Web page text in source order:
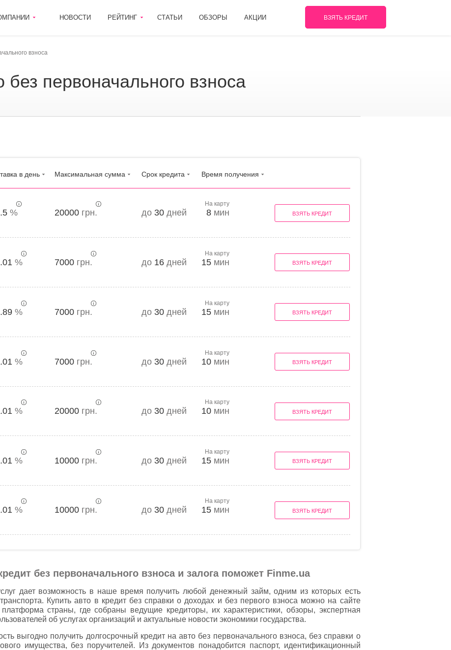
НОВОСТИ РЕЙТИНГ СТАТЬИ ОБЗОРЫ АКЦИИ ВЗЯТЬ КРЕДИТ
взноса
без первоначального взноса
в день Максимальная сумма Срок кредита Время получения
% 20000 грн. до 30 дней 8мин
На карту
ВЗЯТЬ КРЕДИТ
% 7000 грн. до 16 дней 15мин
На карту
ВЗЯТЬ КРЕДИТ
% 7000 грн. до 30 дней 15мин
На карту
ВЗЯТЬ КРЕДИТ
% 7000 грн. до 30 дней 10мин
На карту
ВЗЯТЬ КРЕДИТ
% 20000 грн. до 30 дней 10мин
На карту
ВЗЯТЬ КРЕДИТ
% 10000 грн. до 30 дней 15мин
На карту
ВЗЯТЬ КРЕДИТ
% 10000 грн. до 30 дней 15мин
На карту
ВЗЯТЬ КРЕДИТ
без первоначального взноса и залога поможет Finme.ua
дает возможность в наше время получить любой денежный займ, одним из которых есть
Купить авто в кредит без справки о доходах и без первого взноса можно на сайте
страны, где собраны ведущие кредиторы, их характеристики, обзоры, экспертная
об услугах организаций и актуальные новости экономики государства.
выгодно получить долгосрочный кредит на авто без первоначального взноса, без справки о
имущества, без поручителей. Из документов понадобится паспорт, идентификационный